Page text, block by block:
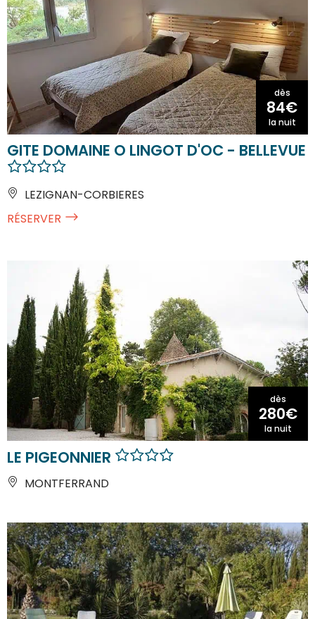
dès
84€
la nuit
GITE DOMAINE O LINGOT D'OC - BELLEVUE
LEZIGNAN-CORBIERES
RÉSERVER
dès
280€
la nuit
LE PIGEONNIER
MONTFERRAND